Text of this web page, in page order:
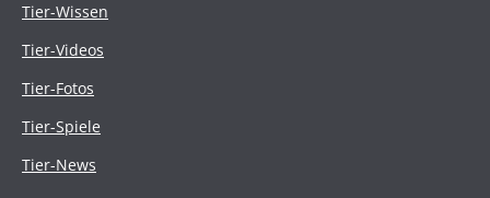
Tier-Wissen
Tier-Videos
Tier-Fotos
Tier-Spiele
Tier-News